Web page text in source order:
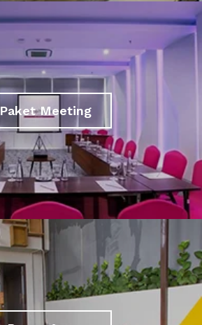
Paket Meeting